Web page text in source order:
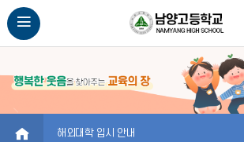
HOME 해외대학 입시 안내